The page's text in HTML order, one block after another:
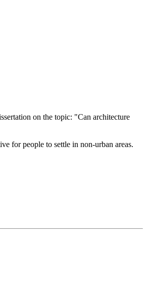
on the topic: "Can architecture
for people to settle in non-urban areas.